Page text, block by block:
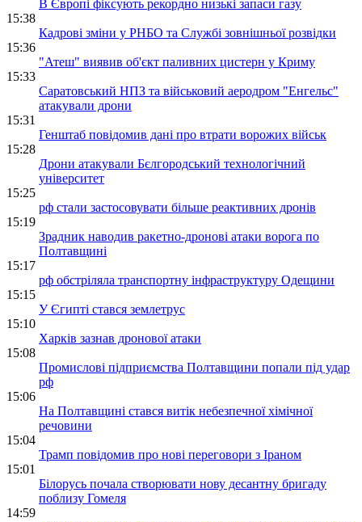
В Європі фіксують рекордно низькі запаси газу
15:38
Кадрові зміни у РНБО та Службі зовнішньої розвідки
15:36
"Атеш" виявив об'єкт паливних цистерн у Криму
15:33
Саратовський НПЗ та військовий аеродром "Енгельс"
атакували дрони
15:31
Генштаб повідомив дані про втрати ворожих військ
15:28
Дрони атакували Бєлгородський технологічний
університет
15:25
рф стали застосовувати більше реактивних дронів
15:19
Зрадник наводив ракетно-дронові атаки ворога по
Полтавщині
15:17
рф обстріляла транспортну інфраструктуру Одещини
15:15
У Єгипті стався землетрус
15:10
Харків зазнав дронової атаки
15:08
Промислові підприємства Полтавщини попали під удар
рф
15:06
На Полтавщині стався витік небезпечної хімічної
речовини
15:04
Трамп повідомив про нові переговори з Іраном
15:01
Білорусь почала створювати нову десантну бригаду
поблизу Гомеля
14:59